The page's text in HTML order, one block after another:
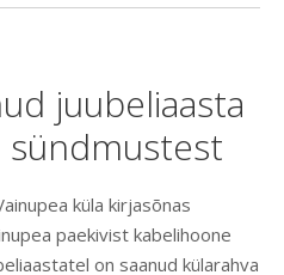
juubeliaasta
küla kirjasõnas
paekivist kabelihoone
on saanud külarahva